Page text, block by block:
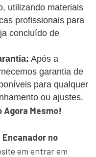
utilizando materiais
profissionais para
concluído de
Após a
garantia de
para qualquer
ou ajustes.
Agora Mesmo!
Encanador no
em entrar em